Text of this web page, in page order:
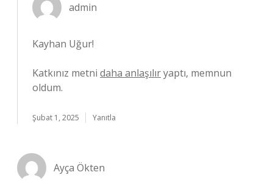
admin
Kayhan Uğur!
Katkınız metni daha anlaşılıryaptı, memnun
oldum.
Şubat 1, 2025 Yanıtla
Ayça Ökten